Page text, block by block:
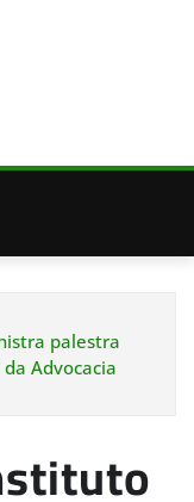
palestra
Advocacia